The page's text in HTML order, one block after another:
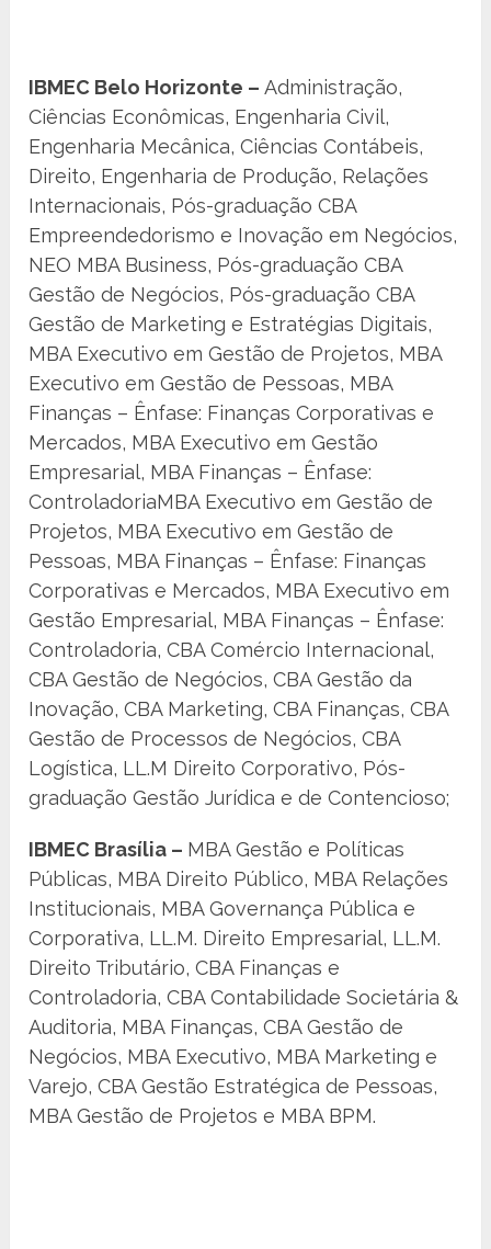
IBMEC Belo Horizonte –Administração,
Ciências Econômicas, Engenharia Civil,
Engenharia Mecânica, Ciências Contábeis,
Direito, Engenharia de Produção, Relações
Internacionais, Pós-graduação CBA
Empreendedorismo e Inovação em Negócios,
NEO MBA Business, Pós-graduação CBA
Gestão de Negócios, Pós-graduação CBA
Gestão de Marketing e Estratégias Digitais,
MBA Executivo em Gestão de Projetos, MBA
Executivo em Gestão de Pessoas, MBA
Finanças – Ênfase: Finanças Corporativas e
Mercados, MBA Executivo em Gestão
Empresarial, MBA Finanças – Ênfase:
ControladoriaMBA Executivo em Gestão de
Projetos, MBA Executivo em Gestão de
Pessoas, MBA Finanças – Ênfase: Finanças
Corporativas e Mercados, MBA Executivo em
Gestão Empresarial, MBA Finanças – Ênfase:
Controladoria, CBA Comércio Internacional,
CBA Gestão de Negócios, CBA Gestão da
Inovação, CBA Marketing, CBA Finanças, CBA
Gestão de Processos de Negócios, CBA
Logística, LL.M Direito Corporativo, Pós-
graduação Gestão Jurídica e de Contencioso;
IBMEC Brasília – MBA Gestão e Políticas
Públicas, MBA Direito Público, MBA Relações
Institucionais, MBA Governança Pública e
Corporativa, LL.M. Direito Empresarial, LL.M.
Direito Tributário, CBA Finanças e
Controladoria, CBA Contabilidade Societária &
Auditoria, MBA Finanças, CBA Gestão de
Negócios, MBA Executivo, MBA Marketing e
Varejo, CBA Gestão Estratégica de Pessoas,
MBA Gestão de Projetos e MBA BPM.